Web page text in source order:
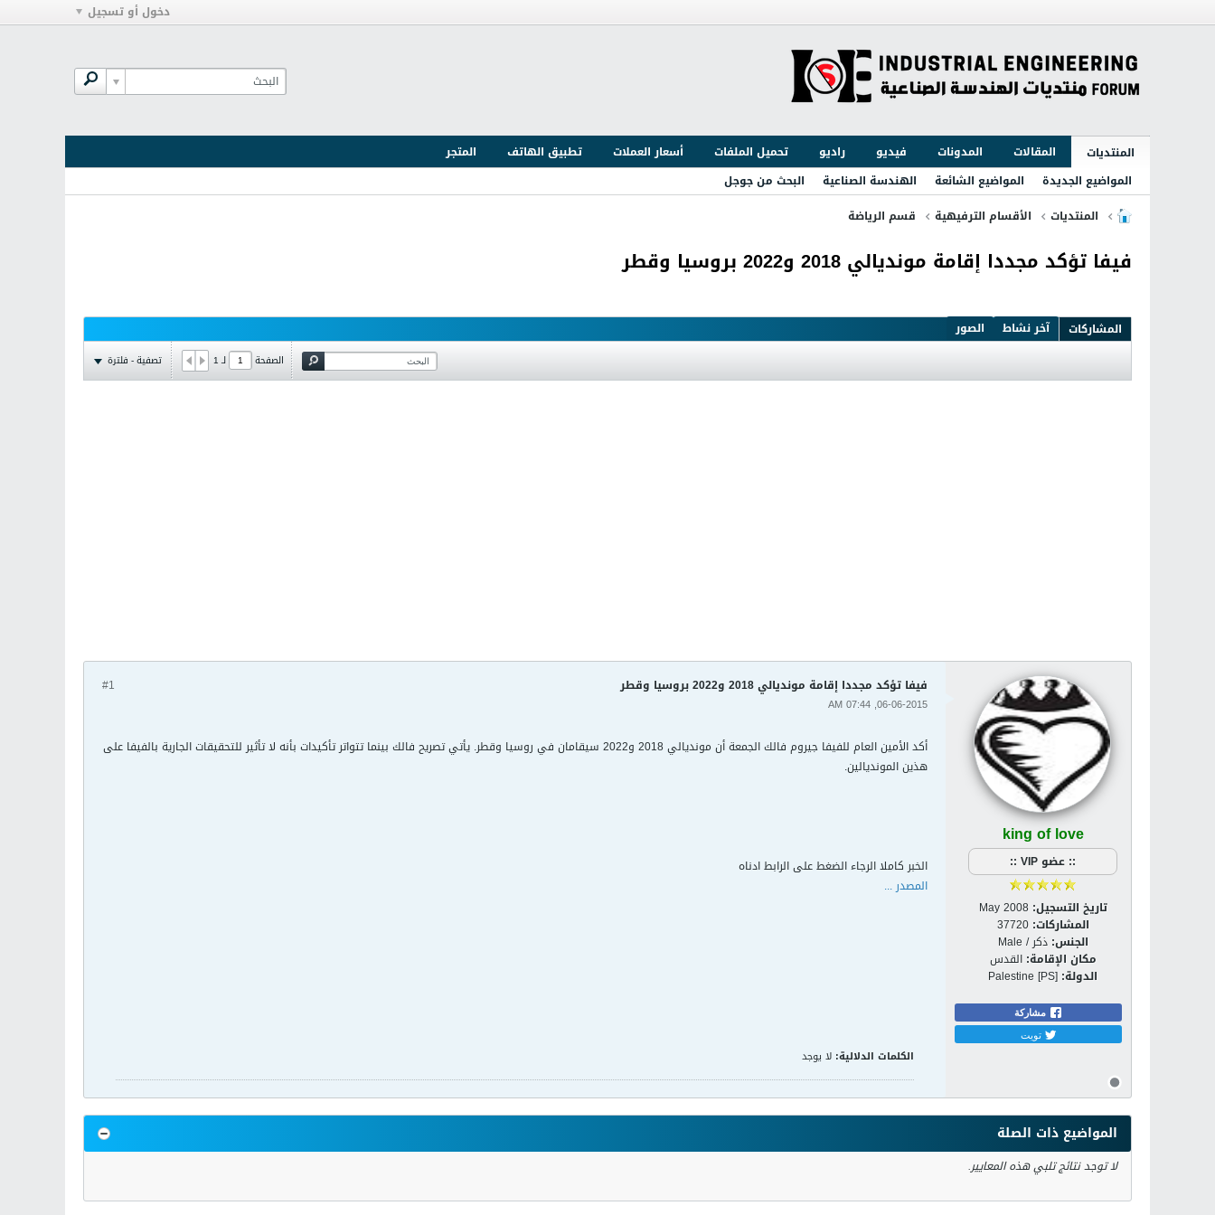
دخول أو تسجيل
المنتديات المقالات المدونات فيديو راديو تحميل الملفات أسعار العملات تطبيق الهاتف
المتجر
المواضيع الجديدة
المواضيع الشائعة الهندسة الصناعية
البحث من جوجل
المنتديات
الأقسام الترفيهية قسم الرياضة
فيفا تؤكد مجددا إقامة مونديالي 2018 و2022 بروسيا وقطر
المشاركات آخر نشاط الصور
الصفحة لـ1 تصفية - فلترة
king of love
:: عضو VIP ::
تاريخ التسجيل: May 2008
المشاركات: 37720
الجنس: ذكر / Male
مكان الإقامة: القدس
الدولة: Palestine [PS]
مشاركة
تويت
#1 فيفا تؤكد مجددا إقامة مونديالي 2018 و2022 بروسيا وقطر
06-06-2015, 07:44 AM
أكد الأمين العام للفيفا جيروم فالك الجمعة أن مونديالي 2018 و2022 سيقامان في روسيا وقطر. يأتي تصريح فالك بينما تتواتر تأكيدات بأنه لا تأثير للتحقيقات الجارية بالفيفا على
هذين المونديالين.
الخبر كاملا الرجاء الضغط على الرابط ادناه
المصدر ...
الكلمات الدلالية: لا يوجد
المواضيع ذات الصلة
لا توجد نتائج تلبي هذه المعايير.